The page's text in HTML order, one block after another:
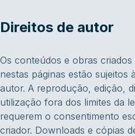
Direitos de autor
Os conteúdos e obras
nestas páginas estão sujeitos
autor. A reprodução, edição,
utilização fora dos limites da
requerem o consentimento
criador. Downloads e cópias